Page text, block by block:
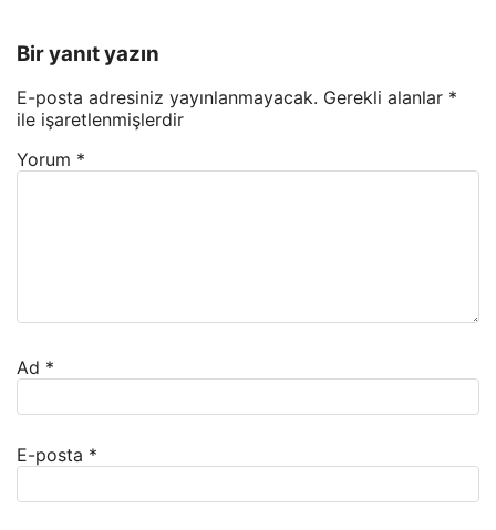
Bir yanıt yazın
E-posta adresiniz yayınlanmayacak. Gerekli alanlar *
ile işaretlenmişlerdir
Yorum *
Ad *
E-posta *